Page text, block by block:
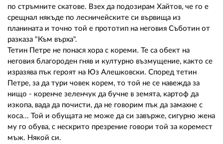
по стръмните скатове. Взех да подозирам Хайтов, че го е
срещнал някъде по лесничейските си вървища из
планината и точно той е прототип на неговия Съботин от
разказа "Към върха".
Тетин Петре не понася хора с кореми. Те са обект на
неговия благороден гняв и културно възмущение, както се
изразява пък героят на Юз Алешковски. Според тетин
Петре, за да тури човек корем, то той не се навежда за
нищо - коренче зеленчук да бучне в земята, картоф да
изкопа, вада да почисти, да не говорим пък да замахне с
коса... Той и обущата не може да си завърже, сигурно жена
му го обува, с нескрито презрение говори той за коремест
мъж. Някой си.